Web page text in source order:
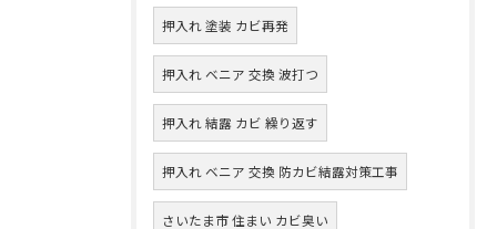
押入れ 塗装 カビ再発
押入れ ベニア 交換 波打つ
押入れ 結露 カビ 繰り返す
押入れ ベニア 交換 防カビ結露対策工事
さいたま市 住まい カビ臭い